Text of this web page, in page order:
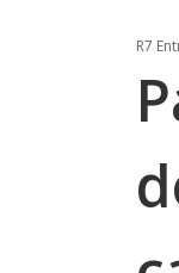
R7